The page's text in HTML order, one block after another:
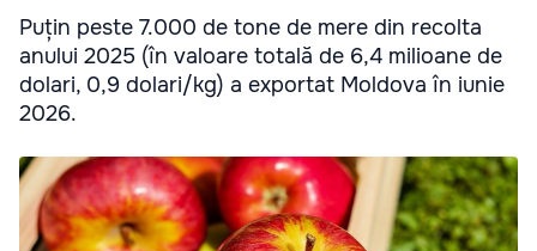
Puțin peste 7.000 de tone de mere din recolta
anului 2025 (în valoare totală de 6,4 milioane de
dolari, 0,9 dolari/kg) a exportat Moldova în iunie
2026.